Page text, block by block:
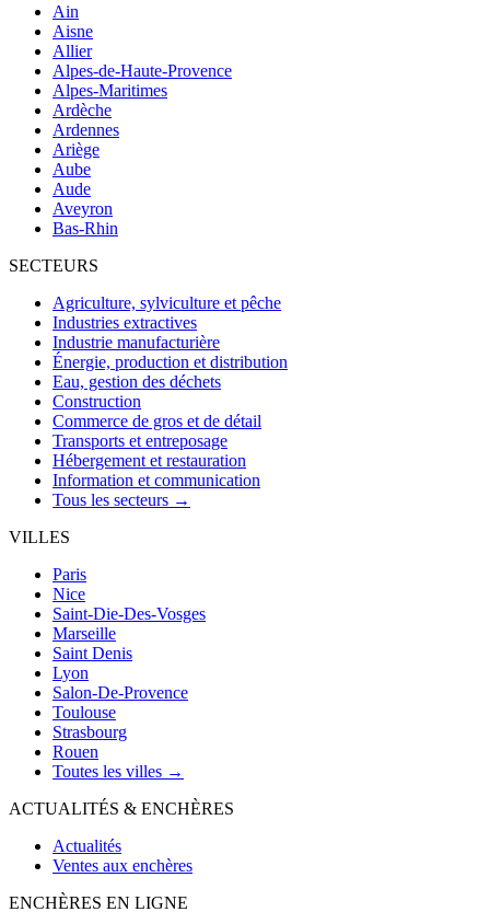
Ain
Aisne
Allier
Alpes-de-Haute-Provence
Alpes-Maritimes
Ardèche
Ardennes
Ariège
Aube
Aude
Aveyron
Bas-Rhin
SECTEURS
Agriculture, sylviculture et pêche
Industries extractives
Industrie manufacturière
Énergie, production et distribution
Eau, gestion des déchets
Construction
Commerce de gros et de détail
Transports et entreposage
Hébergement et restauration
Information et communication
Tous les secteurs →
VILLES
Paris
Nice
Saint-Die-Des-Vosges
Marseille
Saint Denis
Lyon
Salon-De-Provence
Toulouse
Strasbourg
Rouen
Toutes les villes →
ACTUALITÉS & ENCHÈRES
Actualités
Ventes aux enchères
ENCHÈRES EN LIGNE